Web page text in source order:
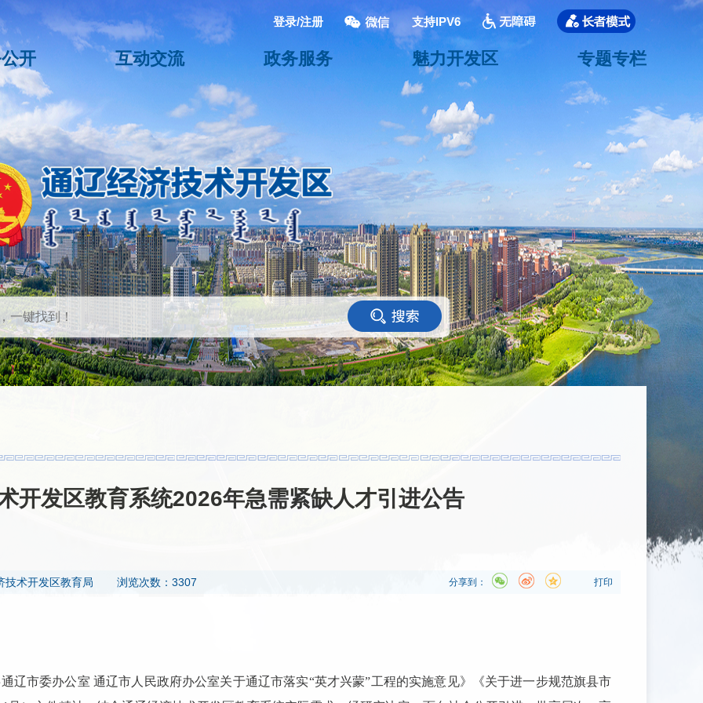
登录/注册 支持IPV6
开 互动交流 政务服务 魅力开发区 专题专栏
<
开发区教育系统2026年急需紧缺人才引进公告
技术开发区教育局 浏览次数：3307 打印
分享到：
辽市委办公室 通辽市人民政府办公室关于通辽市落实“英才兴蒙”工程的实施意见》《关于进一步规范旗县市